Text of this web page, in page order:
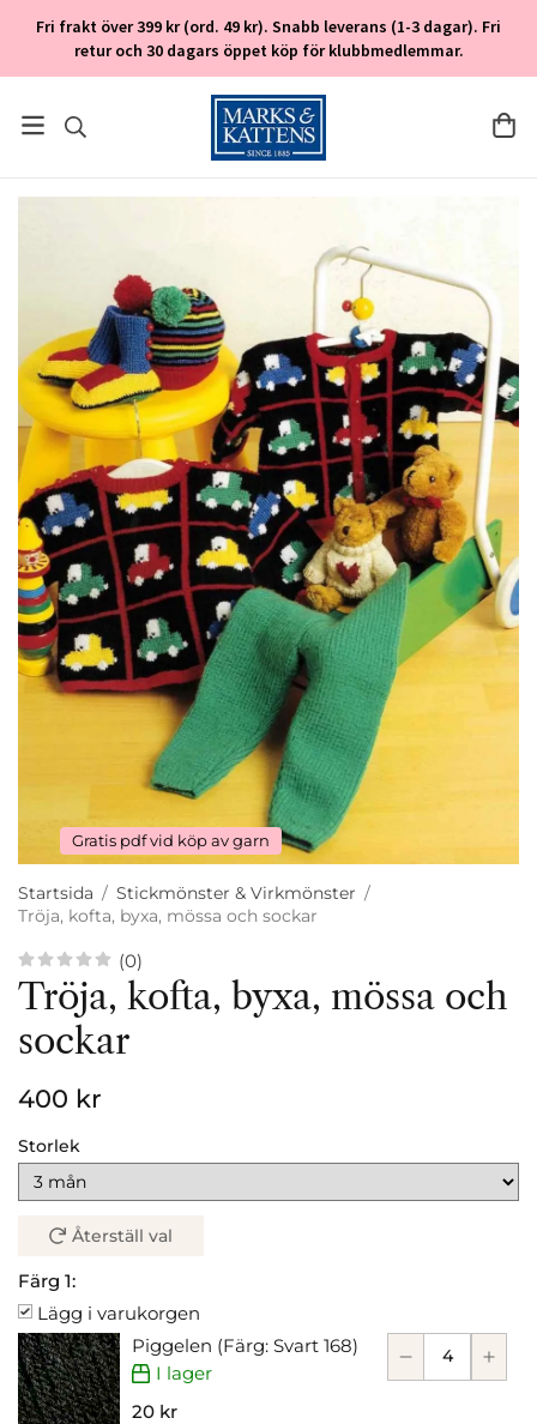
Fri frakt över 399 kr (ord. 49 kr). Snabb leverans (1-3 dagar). Fri
retur och 30 dagars öppet köp för klubbmedlemmar.
Gratis pdf vid köp av garn
Startsida / Stickmönster & Virkmönster /
Tröja, kofta, byxa, mössa och sockar
(0)
Tröja, kofta, byxa, mössa och
sockar
400 kr
Storlek
Återställ val
Färg 1:
Lägg i varukorgen
Piggelen (Färg: Svart 168)
I lager
20 kr